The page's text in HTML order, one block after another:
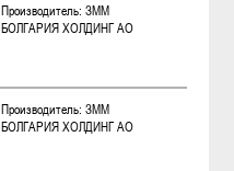
Производитель: ЗММ
БОЛГАРИЯ ХОЛДИНГ АО
Производитель: ЗММ
БОЛГАРИЯ ХОЛДИНГ АО